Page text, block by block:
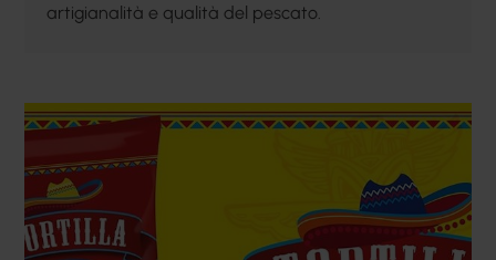
artigianalità e qualità del pescato.